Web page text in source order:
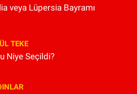
veya Lüpersia Bayramı
TEKE
Niye Seçildi?